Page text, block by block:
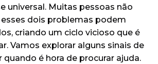
universal. Muitas pessoas não
dois problemas podem
criando um ciclo vicioso que é
Vamos explorar alguns sinais de
quando é hora de procurar ajuda.